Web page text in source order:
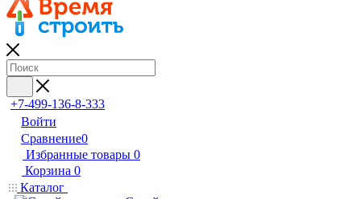
+7-499-136-8-333
Войти
Сравнение0
Избранные товары 0
Корзина 0
Каталог